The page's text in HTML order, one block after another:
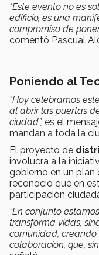
"Este evento no es
edificio, es una
compromiso de
comentó Pascual
Poniendo al
“Hoy celebramos
al abrir las puertas
ciudad”, es el
mandan a toda la
El proyecto de
involucra a la
gobierno en un plan
reconoció que en
participación
“En conjunto
transforma vidas,
comunidad,
colaboración, que,